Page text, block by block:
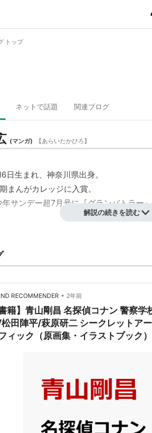
トップ
ネットで話題 関連ブログ
(マンガ) 【あらいたかひろ】
日生まれ、神奈川県出身。
まんがカレッジに入賞。
サンデー超7月号に『グランバトラー』
ャン（原作：ダレン・シャン、週刊少
、全12巻）
ブル（原作：ヴィクトル・ユーゴー、
巻）
アドラブル（週刊少年サンデー2017年19
解説の続きを読む
RECOMMENDER • 2年前
書籍】青山剛昌 名探偵コナン 警察
田陣平/萩原研二 シークレットア
ィック（原画集・イラストブック